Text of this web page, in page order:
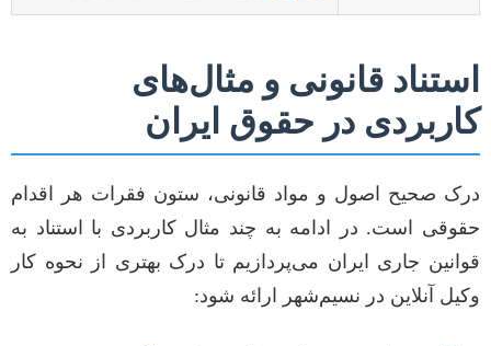
استناد قانونی و مثال‌های
کاربردی در حقوق ایران
درک صحیح اصول و مواد قانونی، ستون فقرات هر اقدام
حقوقی است. در ادامه به چند مثال کاربردی با استناد به
قوانین جاری ایران می‌پردازیم تا درک بهتری از نحوه کار
وکیل آنلاین در نسیم‌شهر ارائه شود: